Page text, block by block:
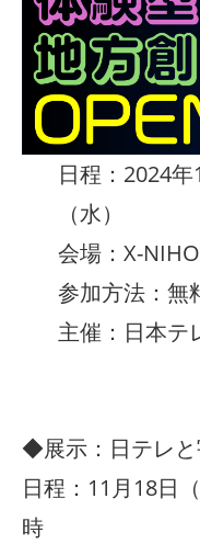
日程：2024
（水）
会場：X-
参加方法：無
主催：日本テ
◆展示：日テレと
日程：11月18日
時